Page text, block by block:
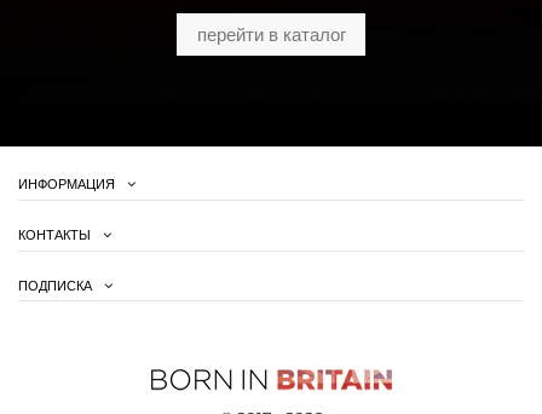
перейти в каталог
ИНФОРМАЦИЯ
КОНТАКТЫ
ПОДПИСКА